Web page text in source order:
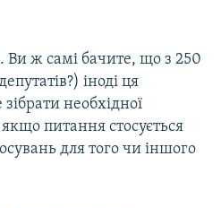
Ви ж самі бачите, що з 250
іноді ця
необхідної
якщо питання стосується
для того чи іншого